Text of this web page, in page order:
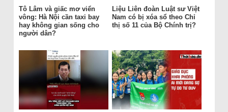
Tô Lâm và giấc mơ viển
vông: Hà Nội cần taxi bay
hay không gian sống cho
người dân?
Liệu Liên đoàn Luật sư Việt
Nam có bị xóa sổ theo Chỉ
thị số 11 của Bộ Chính trị?